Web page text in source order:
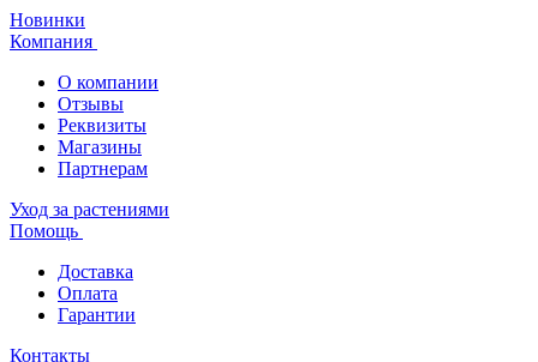
Новинки
Компания
О компании
Отзывы
Реквизиты
Магазины
Партнерам
Уход за растениями
Помощь
Доставка
Оплата
Гарантии
Контакты